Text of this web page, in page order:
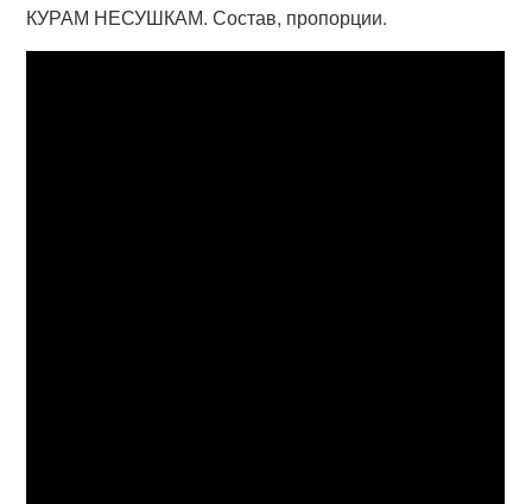
КУРАМ НЕСУШКАМ. Состав, пропорции.